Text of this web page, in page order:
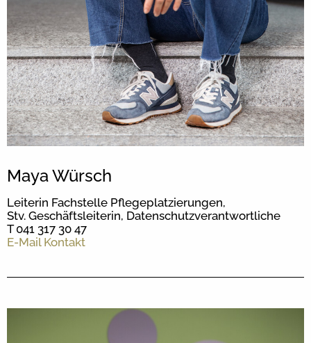
Maya Würsch
Leiterin Fachstelle Pflegeplatzierungen,
Stv. Geschäftsleiterin, Datenschutzverantwortliche
T 041 317 30 47
E-Mail Kontakt